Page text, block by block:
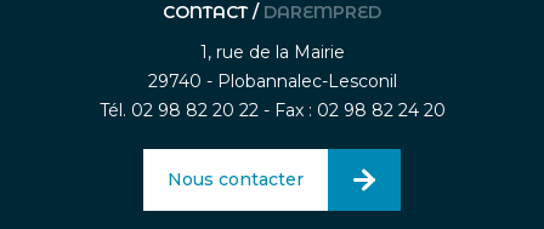
CONTACT / DAREMPRED
1, rue de la Mairie
29740 - Plobannalec-Lesconil
Tél. 02 98 82 20 22 - Fax : 02 98 82 24 20
Nous contacter